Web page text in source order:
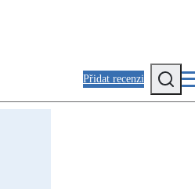
Přidat recenzi